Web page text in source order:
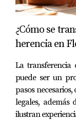
A veces una
título puede
de hipoteca.
Lien o
Un lien puede
en la propiedad,
¿Cómo se
herencia en
La transferencia
puede ser un
pasos
legales, además
ilustran